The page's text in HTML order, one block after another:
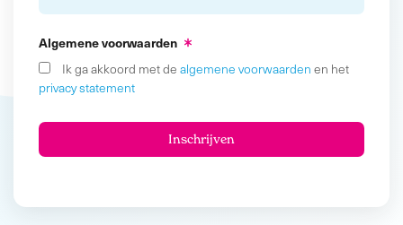
Algemene voorwaarden
Ik ga akkoord met de algemene voorwaarden en het
privacy statement